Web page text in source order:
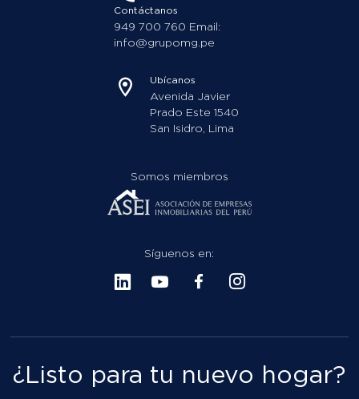
Contáctanos
949 700 760 Email:
info@grupomg.pe
Ubícanos
Avenida Javier
Prado Este 1540
San Isidro, Lima
Somos miembros
Síguenos en:
¿Listo para tu nuevo hogar?